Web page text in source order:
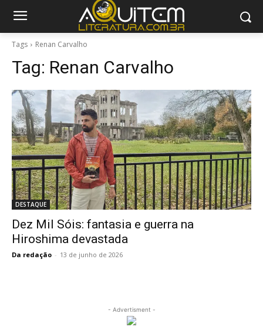
Tags Renan Carvalho
Tag: Renan Carvalho
DESTAQUE
Dez Mil Sóis: fantasia e guerra na
Hiroshima devastada
Da redação - 13 de junho de 2026
- Advertisment -